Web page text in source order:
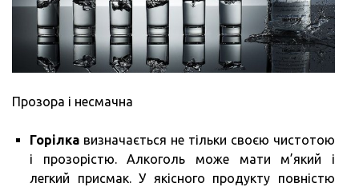
Прозора і несмачна
Горілка визначається не тільки своєю чистотою
і прозорістю. Алкоголь може мати м’який і
легкий присмак. У якісного продукту повністю